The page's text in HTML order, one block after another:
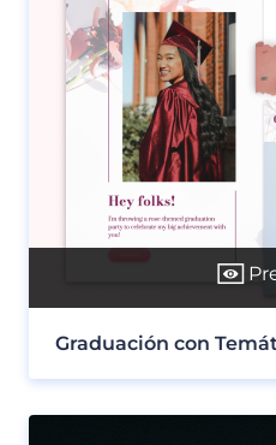
Graduación con